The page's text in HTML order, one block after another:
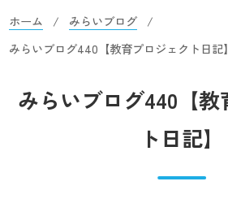
ホーム
みらいブログ
みらいブログ440【教育プロジェクト日記】
みらいブログ440【教
ト日記】